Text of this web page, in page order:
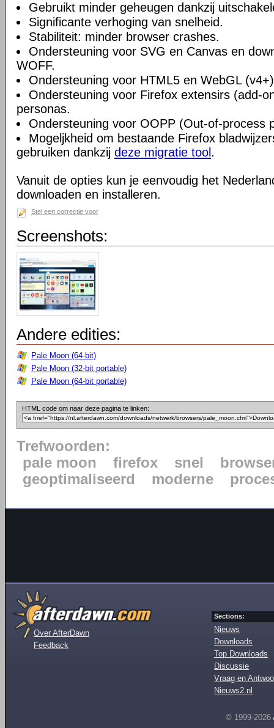
Gebruikt minder geheugen dankzij
Significante verhoging van snelheid.
Stabiliteit: minder browser crashes.
Ondersteuning voor SVG en Canvas en
WOFF.
Ondersteuning voor HTML5 en WebGL
Ondersteuning voor Firefox extensirs (add-
personas.
Ondersteuning voor OOPP (Out-of-process
Mogeljkheid om bestaande Firefox
gebruiken dankzij deze migratie tool .
Vanuit de opties kun je eenvoudig het
downloaden en installeren.
Stel een correctie voor
Screenshots:
Andere edities:
Pale Moon (64-bit)
Pale Moon (32-bit portable)
Pale Moon (64-bit portable)
HTML code om naar deze pagina te linken:
Trefwoorden:
pale moon
firefox snel
geoptimaliseerd
moderne
Over AfterDawn
Feedback
Sections:
Nieuws
Downloads
Top Downloads
Discussie
Vraag en
Nieuws2.nl
© 1999-2026